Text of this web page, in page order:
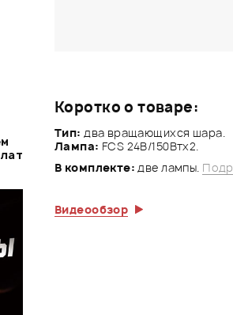
Коротко о товаре:
Тип: два вращающихся шара.
Лампа: FCS 24В/150Втх2.
В комплекте: две лампы.
Видеообзор